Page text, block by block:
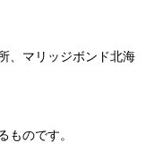
、マリッジボンド北海
ものです。